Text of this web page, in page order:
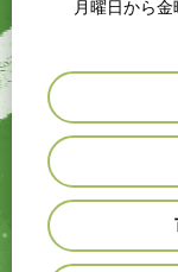
月曜日から